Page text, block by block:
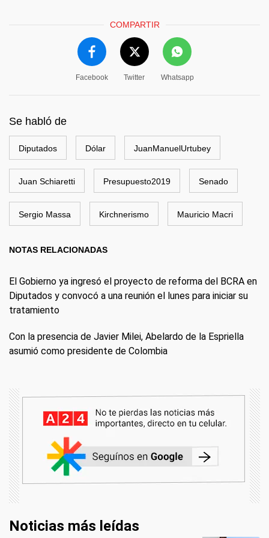
COMPARTIR
Facebook Twitter Whatsapp
Se habló de
Diputados Dólar JuanManuelUrtubey
Juan Schiaretti Presupuesto2019 Senado
Sergio Massa Kirchnerismo Mauricio Macri
NOTAS RELACIONADAS
El Gobierno ya ingresó el proyecto de reforma del BCRA en
Diputados y convocó a una reunión el lunes para iniciar su
tratamiento
Con la presencia de Javier Milei, Abelardo de la Espriella
asumió como presidente de Colombia
Noticias más leídas